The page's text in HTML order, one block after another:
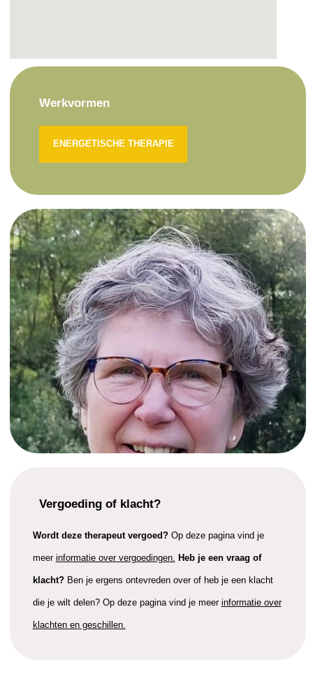
Werkvormen
ENERGETISCHE THERAPIE
Vergoeding of klacht?
Wordt deze therapeut vergoed?Op deze pagina vind je
meer informatie over vergoedingen. Heb je een vraag of
klacht? Ben je ergens ontevreden over of heb je een klacht
die je wilt delen? Op deze pagina vind je meer informatie over
klachten en geschillen.